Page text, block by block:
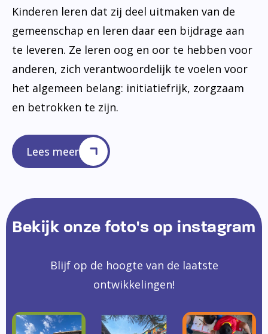
Kinderen leren dat zij deel uitmaken van de
gemeenschap en leren daar een bijdrage aan
te leveren. Ze leren oog en oor te hebben voor
anderen, zich verantwoordelijk te voelen voor
het algemeen belang: initiatiefrijk, zorgzaam
en betrokken te zijn.
Lees meer
Bekijk onze foto's op instagram
Blijf op de hoogte van de laatste
ontwikkelingen!